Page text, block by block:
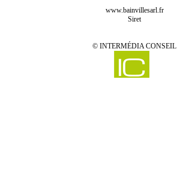
www.bainvillesarl.fr
Siret
© INTERMÉDIA CONSEIL